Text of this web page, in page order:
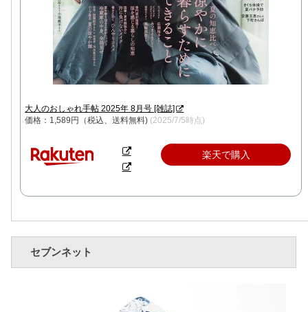
大人のおしゃれ手帖 2025年 8月号 [雑誌]
価格：1,589円（税込、送料無料) (2025/7/5時点)
楽天で購入
セブンネット